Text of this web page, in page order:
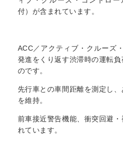
付）が含まれています。
ACC／アクティブ・クルーズ
発進をくり返す渋滞時の運転
のです。
先行車との車間距離を測定し
を維持。
前車接近警告機能、衝突回避
れています。